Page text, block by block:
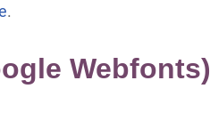
.
Webfonts)